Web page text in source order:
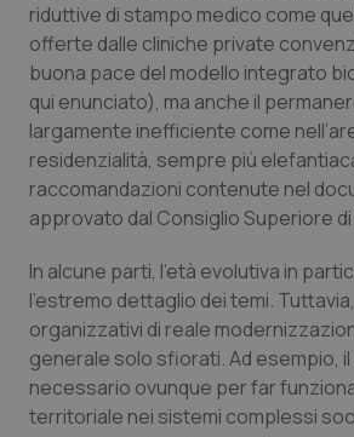
riduttive di stampo medico come
offerte dalle cliniche private
buona pace del modello integrato
qui enunciato), ma anche il
largamente inefficiente come
residenzialità, sempre più
raccomandazioni contenute nel
approvato dal Consiglio Superiore di
In alcune parti, l’età evolutiva in
l’estremo dettaglio dei temi.
organizzativi di reale
generale solo sfiorati. Ad esempio, il
necessario ovunque per far
territoriale nei sistemi complessi